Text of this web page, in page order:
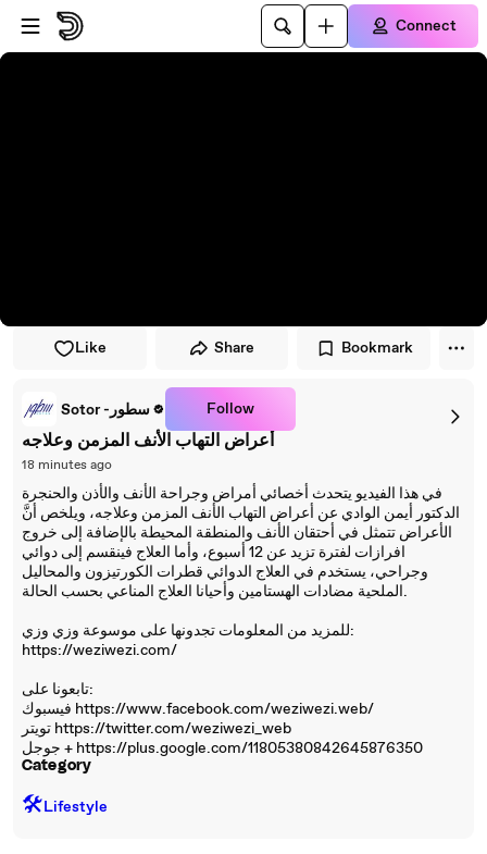
Skip to player
Skip to main content
Connect
Like Share Bookmark
Sotor -سطور Follow
أعراض التهاب الأنف المزمن وعلاجه
18 minutes ago
في هذا الفيديو يتحدث أخصائي أمراض وجراحة الأنف والأذن والحنجرة
الدكتور أيمن الوادي عن أعراض التهاب الأنف المزمن وعلاجه، ويلخص أنَّ
الأعراض تتمثل في أحتقان الأنف والمنطقة المحيطة بالإضافة إلى خروج
افرازات لفترة تزيد عن 12 أسبوع، وأما العلاج فينقسم إلى دوائي
وجراحي، يستخدم في العلاج الدوائي قطرات الكورتيزون والمحاليل
الملحية مضادات الهستامين وأحيانا العلاج المناعي بحسب الحالة.
للمزيد من المعلومات تجدونها على موسوعة وزي وزي:
https://weziwezi.com/
تابعونا على:
فيسبوك https://www.facebook.com/weziwezi.web/
تويتر https://twitter.com/weziwezi_web
جوجل + https://plus.google.com/11805380842645876350
Category
🛠️Lifestyle